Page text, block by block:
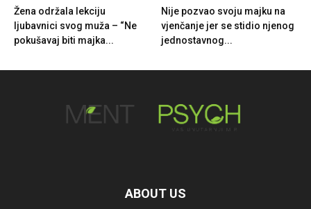
Žena održala lekciju
ljubavnici svog muža – “Ne
pokušavaj biti majka...
Nije pozvao svoju majku na
vjenčanje jer se stidio njenog
jednostavnog...
ABOUT US